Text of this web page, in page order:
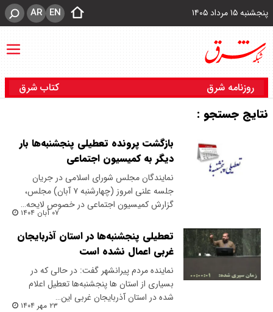
پنجشنبه ۱۵ مرداد ۱۴۰۵ EN
AR
روزنامه شرق کتاب شرق
نتایج جستجو :
بازگشت پرونده تعطیلی پنجشنبه‌ها بار
دیگر به کمیسیون اجتماعی
نمایندگان مجلس شورای اسلامی در جریان
جلسه علنی امروز (چهارشنبه ۷ آبان) مجلس،
گزارش کمیسیون اجتماعی در خصوص لایحه…
۰۷ آبان ۱۴۰۴
تعطیلی پنجشنبه‌ها در استان آذربایجان
غربی اعمال نشده است
​نماینده مردم پیرانشهر گفت: در حالی که در
بسیاری از استان ها پنجشنبه‌ها تعطیل اعلام
شده در استان آذربایجان غربی این…
۲۳ مهر ۱۴۰۴